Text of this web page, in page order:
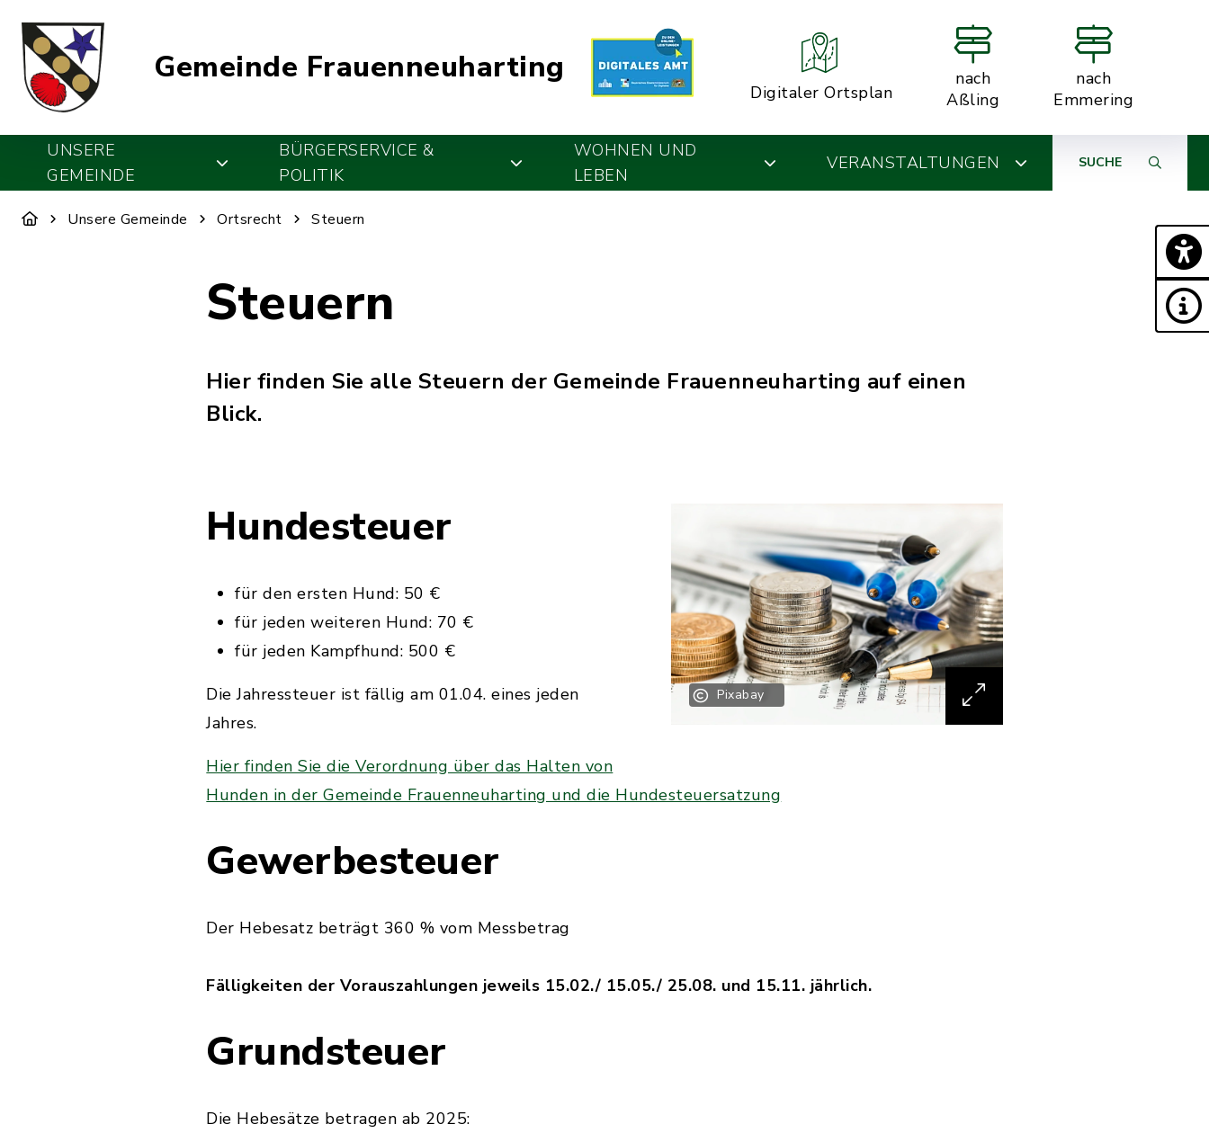
Gemeinde Frauenneuharting
Digitaler Ortsplan
nach
Aßling
nach
Emmering
UNSERE
GEMEINDE
BÜRGERSERVICE &
POLITIK
WOHNEN UND
LEBEN
VERANSTALTUNGEN SUCHE
Unsere Gemeinde Ortsrecht Steuern
Steuern
Hier finden Sie alle Steuern der Gemeinde Frauenneuharting auf einen
Blick.
Pixabay
Hundesteuer
für den ersten Hund: 50 €
für jeden weiteren Hund: 70 €
für jeden Kampfhund: 500 €
Die Jahressteuer ist fällig am 01.04. eines jeden
Jahres.
Hier finden Sie die Verordnung über das Halten von
Hunden in der Gemeinde Frauenneuharting und die Hundesteuersatzung
Gewerbesteuer
Der Hebesatz beträgt 360 % vom Messbetrag
Fälligkeiten der Vorauszahlungen jeweils 15.02./ 15.05./ 25.08. und 15.11. jährlich.
Grundsteuer
Die Hebesätze betragen ab 2025: